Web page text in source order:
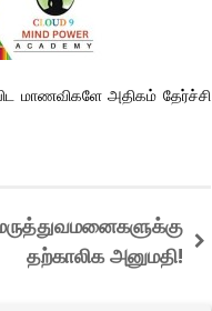
மாணவிகளே அதிகம் தேர்ச்சி
தற்காலிக அனுமதி!